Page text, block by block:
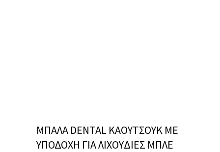
ΜΠΑΛΑ DENTAL ΚΑΟΥΤΣΟΥΚ ΜΕ
ΥΠΟΔΟΧΗ ΓΙΑ ΛΙΧΟΥΔΙΕΣ ΜΠΛΕ